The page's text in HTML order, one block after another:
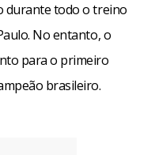
durante todo o treino
No entanto, o
para o primeiro
brasileiro.